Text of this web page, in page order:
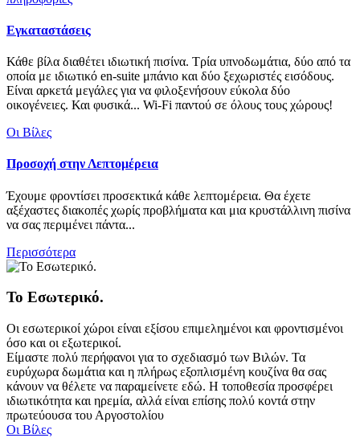
Εγκαταστάσεις
Κάθε βίλα διαθέτει ιδιωτική πισίνα. Τρία υπνοδωμάτια, δύο από τα
οποία με ιδιωτικό en-suite μπάνιο και δύο ξεχωριστές εισόδους.
Είναι αρκετά μεγάλες για να φιλοξενήσουν εύκολα δύο
οικογένειες. Και φυσικά... Wi-Fi παντού σε όλους τους χώρους!
Οι Βίλες
Προσοχή στην Λεπτομέρεια
Έχουμε φροντίσει προσεκτικά κάθε λεπτομέρεια. Θα έχετε
αξέχαστες διακοπές χωρίς προβλήματα και μια κρυστάλλινη πισίνα
να σας περιμένει πάντα...
Περισσότερα
Το Εσωτερικό.
Οι εσωτερικοί χώροι είναι εξίσου επιμελημένοι και φροντισμένοι
όσο και οι εξωτερικοί.
Είμαστε πολύ περήφανοι για το σχεδιασμό των Βιλών. Τα
ευρύχωρα δωμάτια και η πλήρως εξοπλισμένη κουζίνα θα σας
κάνουν να θέλετε να παραμείνετε εδώ. Η τοποθεσία προσφέρει
ιδιωτικότητα και ηρεμία, αλλά είναι επίσης πολύ κοντά στην
πρωτεύουσα του Αργοστολίου
Οι Βίλες